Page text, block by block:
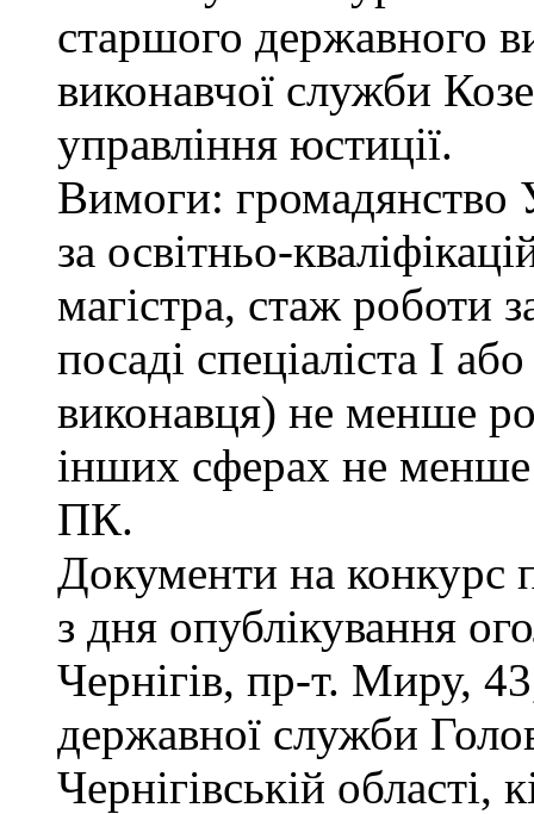
старшого державного
виконавчої служби
управління юстиції.
Вимоги: громадянство
за освітньо-
магістра, стаж роботи
посаді спеціаліста І
виконавця) не менше
інших сферах не
ПК.
Документи на конкурс
з дня опублікування
Чернігів, пр-т. Миру,
державної служби
Чернігівській